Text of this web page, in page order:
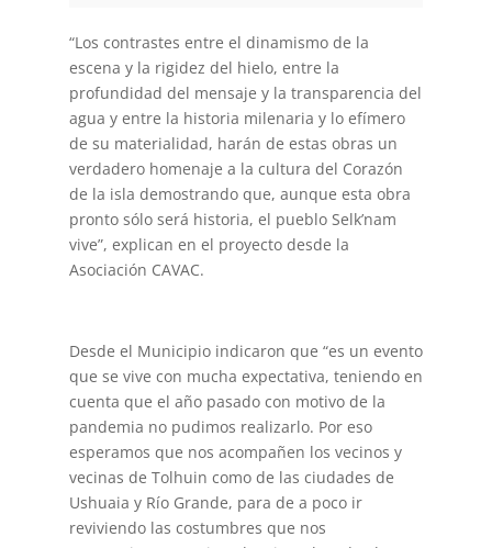
“Los contrastes entre el dinamismo de la
escena y la rigidez del hielo, entre la
profundidad del mensaje y la transparencia del
agua y entre la historia milenaria y lo efímero
de su materialidad, harán de estas obras un
verdadero homenaje a la cultura del Corazón
de la isla demostrando que, aunque esta obra
pronto sólo será historia, el pueblo Selk’nam
vive”, explican en el proyecto desde la
Asociación CAVAC.
Desde el Municipio indicaron que “es un evento
que se vive con mucha expectativa, teniendo en
cuenta que el año pasado con motivo de la
pandemia no pudimos realizarlo. Por eso
esperamos que nos acompañen los vecinos y
vecinas de Tolhuin como de las ciudades de
Ushuaia y Río Grande, para de a poco ir
reviviendo las costumbres que nos